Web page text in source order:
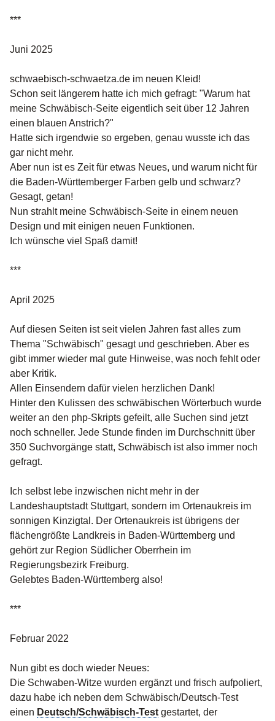
***
Juni 2025
schwaebisch-schwaetza.de im neuen Kleid!
Schon seit längerem hatte ich mich gefragt: "Warum hat
meine Schwäbisch-Seite eigentlich seit über 12 Jahren
einen blauen Anstrich?"
Hatte sich irgendwie so ergeben, genau wusste ich das
gar nicht mehr.
Aber nun ist es Zeit für etwas Neues, und warum nicht für
die Baden-Württemberger Farben gelb und schwarz?
Gesagt, getan!
Nun strahlt meine Schwäbisch-Seite in einem neuen
Design und mit einigen neuen Funktionen.
Ich wünsche viel Spaß damit!
***
April 2025
Auf diesen Seiten ist seit vielen Jahren fast alles zum
Thema "Schwäbisch" gesagt und geschrieben. Aber es
gibt immer wieder mal gute Hinweise, was noch fehlt oder
aber Kritik.
Allen Einsendern dafür vielen herzlichen Dank!
Hinter den Kulissen des schwäbischen Wörterbuch wurde
weiter an den php-Skripts gefeilt, alle Suchen sind jetzt
noch schneller. Jede Stunde finden im Durchschnitt über
350 Suchvorgänge statt, Schwäbisch ist also immer noch
gefragt.
Ich selbst lebe inzwischen nicht mehr in der
Landeshauptstadt Stuttgart, sondern im Ortenaukreis im
sonnigen Kinzigtal. Der Ortenaukreis ist übrigens der
flächengrößte Landkreis in Baden-Württemberg und
gehört zur Region Südlicher Oberrhein im
Regierungsbezirk Freiburg.
Gelebtes Baden-Württemberg also!
***
Februar 2022
Nun gibt es doch wieder Neues:
Die Schwaben-Witze wurden ergänzt und frisch aufpoliert,
dazu habe ich neben dem Schwäbisch/Deutsch-Test
einen Deutsch/Schwäbisch-Test gestartet, der